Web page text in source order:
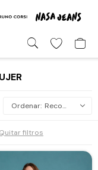
Recomendados
Quitar filtros